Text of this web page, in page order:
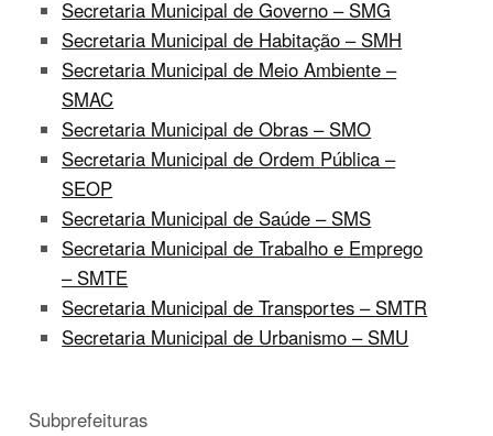
Secretaria Municipal de Governo – SMG
Secretaria Municipal de Habitação – SMH
Secretaria Municipal de Meio Ambiente –
SMAC
Secretaria Municipal de Obras – SMO
Secretaria Municipal de Ordem Pública –
SEOP
Secretaria Municipal de Saúde – SMS
Secretaria Municipal de Trabalho e Emprego
– SMTE
Secretaria Municipal de Transportes – SMTR
Secretaria Municipal de Urbanismo – SMU
Subprefeituras